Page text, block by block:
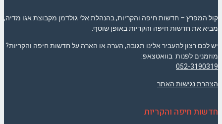
קול המפרץ – חדשות חיפה והקריות, בהנהלת אלי גולדמן מקבוצת אגו מדיה,
מביא את חדשות חיפה והקריות באופן שוטף.
יש לכם רצון להעביר אלינו תגובה, הערה או הארה על חדשות חיפה והקריות?
מוזמנים לפנות בוואטצאפ:
052-3190319
הצהרת נגישות האתר
חדשות חיפה והקריות